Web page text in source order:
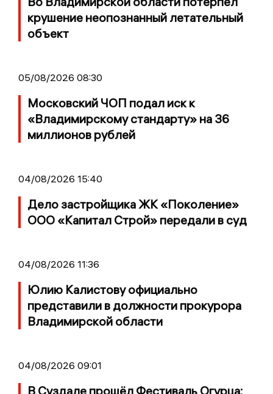
крушение неопознанный летательный
объект
05/08/2026 08:30
Московский ЧОП подал иск к
«Владимирскому стандарту» на 36
миллионов рублей
04/08/2026 15:40
Дело застройщика ЖК «Поколение»
ООО «Капитал Строй» передали в суд
04/08/2026 11:36
Юлию Калистову официально
представили в должности прокурора
Владимирской области
04/08/2026 09:01
В Суздале прошёл Фестиваль Огурца: